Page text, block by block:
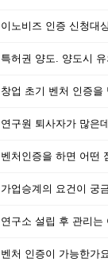
이노비즈 인증 신청대
특허권 양도. 양도시
창업 초기 벤처 인증을
연구원 퇴사자가 많은
벤처인증을 하면 어떤
가업승계의 요건이 궁
연구소 설립 후 관리는
벤처 인증이 가능한가